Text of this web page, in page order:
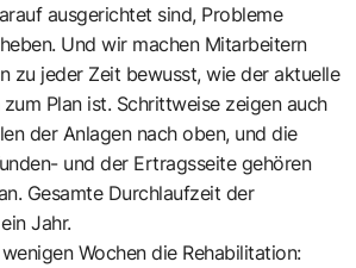
ausgerichtet sind, Probleme
Und wir machen Mitarbeitern
zu jeder Zeit bewusst, wie der aktuelle
Plan ist. Schrittweise zeigen auch
der Anlagen nach oben, und die
und der Ertragsseite gehören
Gesamte Durchlaufzeit der
Jahr.
Wochen die Rehabilitation: